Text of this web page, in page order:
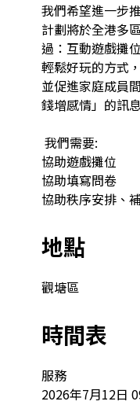
我們希望進一步
計劃將於全港多
過：互動遊戲攤
輕鬆好玩的方式
並促進家庭成員
錢增感情」的訊
協助遊戲攤位
協助填寫問卷
協助秩序安排、
地點
觀塘區
時間表
服務
2026年7月12日